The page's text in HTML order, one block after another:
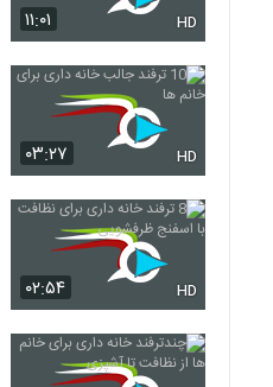
۱۱:۰۱ HD
۰۳:۲۷ HD
۰۲:۵۴ HD